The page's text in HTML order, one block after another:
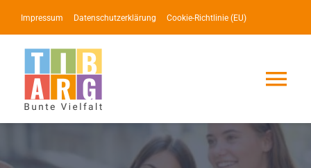
Inhalt
springen
Impressum Datenschutzerklärung Cookie-Richtlinie (EU)